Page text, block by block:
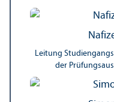
Leitung
der